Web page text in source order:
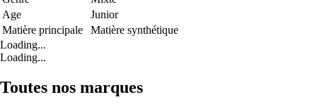
Age
Junior
Matière principale
Matière synthétique
Loading...
Loading...
Toutes nos marques